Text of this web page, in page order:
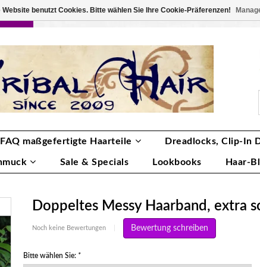
ANMELDEN 0 ARTIKEL €0,00
FAQ maßgefertigte Haarteile Dreadlocks, Clip-In
Sale & Specials Lookbooks Haar-
Doppeltes Messy Haarband, extra
Noch keine Bewertungen Bewertung schreiben
Bitte wählen Sie: *
Website benutzt Cookies. Bitte wählen Sie Ihre Cookie-Präferenzen!